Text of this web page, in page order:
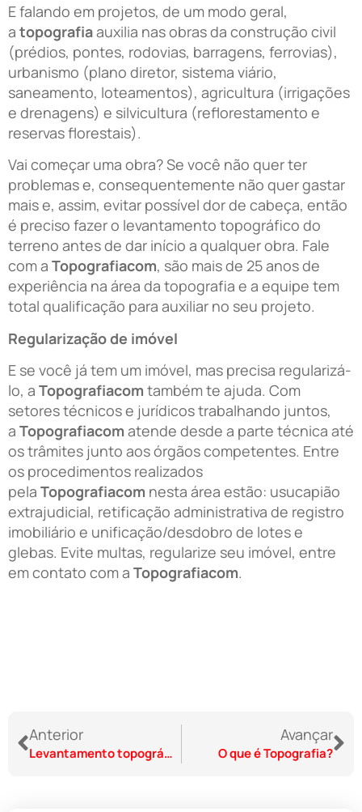
E falando em projetos, de um modo geral,
a topografiaauxilia nas obras da construção civil
(prédios, pontes, rodovias, barragens, ferrovias),
urbanismo (plano diretor, sistema viário,
saneamento, loteamentos), agricultura (irrigações
e drenagens) e silvicultura (reflorestamento e
reservas florestais).
Vai começar uma obra? Se você não quer ter
problemas e, consequentemente não quer gastar
mais e, assim, evitar possível dor de cabeça, então
é preciso fazer o levantamento topográfico do
terreno antes de dar início a qualquer obra. Fale
com a Topografiacom, são mais de 25 anos de
experiência na área da topografia e a equipe tem
total qualificação para auxiliar no seu projeto.
Regularização de imóvel
E se você já tem um imóvel, mas precisa regularizá-
lo, a Topografiacom também te ajuda. Com
setores técnicos e jurídicos trabalhando juntos,
a Topografiacom atende desde a parte técnica até
os trâmites junto aos órgãos competentes. Entre
os procedimentos realizados
pela Topografiacom nesta área estão: usucapião
extrajudicial, retificação administrativa de registro
imobiliário e unificação/desdobro de lotes e
glebas. Evite multas, regularize seu imóvel, entre
em contato com a Topografiacom.
Anterior
Levantamento topográfico: o que é e como ele pode ajudar a reduzir custos
Avançar
O que é Topografia?